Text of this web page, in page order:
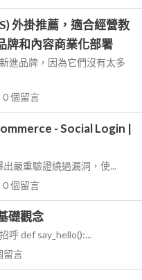
外掛推薦，適合經營教
牌和內容商業化部署
進品牌，因為它們沒有太多
0個留言
- Social Login |
嚴重驗證繞過漏洞，使...
0個留言
礎觀念
呼 def say_hello():...
留言